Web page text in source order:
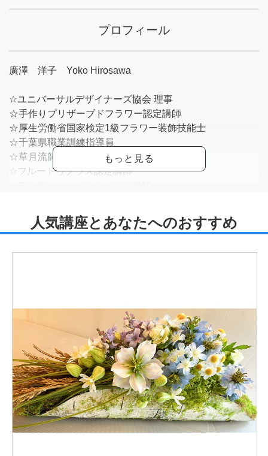
プロフィール
廣澤 洋子 Yoko Hirosawa
☆ユニバーサルデザイナーズ協会 理事
☆手作りプリザーブドフラワー認定講師
☆厚生労働省国家検定1級フラワー装飾技能士
☆千葉県職業訓練指導員
☆草月流師範
☆フルードゥグラス認定講師
☆ソラフラワー協会認定講師
☆Very Smile 主宰 <https://verysmile.my.canva.site/ >
リザーブドフラワーを作る楽しさをお伝えしたく、新しい
素材にチャレンジしています。
講師インスタ<
https://instagram.com/yoko.hirosawa?
igshid=12k9cqski89xi>